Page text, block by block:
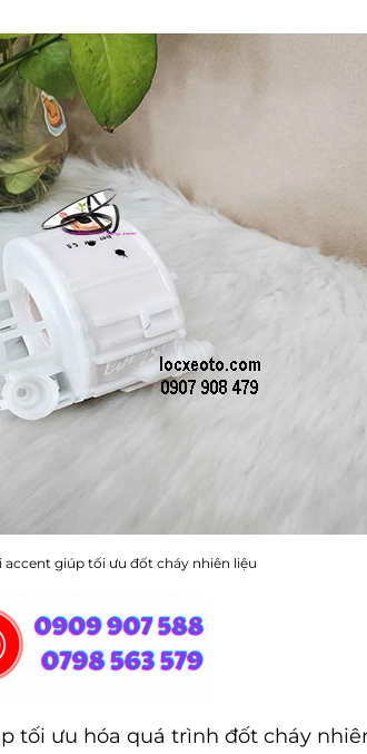
accent giúp tối ưu đốt cháy nhiên liệu
tối ưu hóa quá trình đốt cháy